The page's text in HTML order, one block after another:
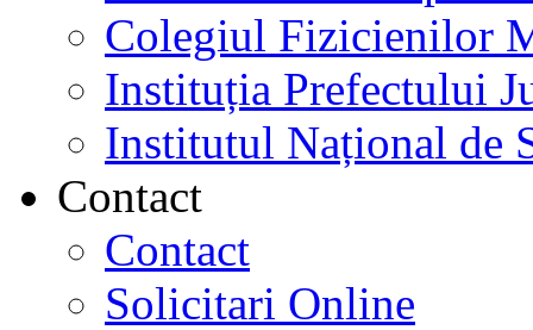
Colegiul Fizicienilor
Instituția Prefectului
Institutul Național de
Contact
Contact
Solicitari Online